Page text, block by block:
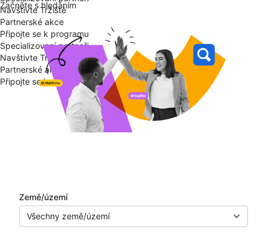
Navštivte Tržiště
Partnerské akce
Připojte se k programu
Specializovaní partneři
Navštivte Tržiště
Partnerské akce
Připojte se k programu
Začněte s hledáním
Země/území
Všechny země/území